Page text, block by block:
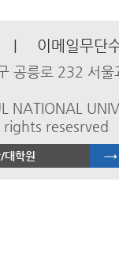
이메일무단
공릉로 232 서울
NATIONAL
rights resesrved
대학원